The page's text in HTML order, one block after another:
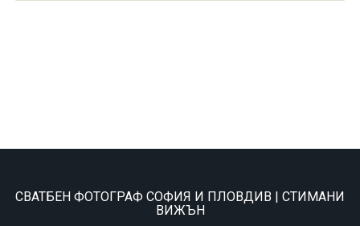
СВАТБЕН ФОТОГРАФ СОФИЯ И ПЛОВДИВ | СТИМАНИ
ВИЖЪН